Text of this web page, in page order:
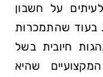
על חשבון
בעוד שהתמכרות
חיובית בשל
שהיא